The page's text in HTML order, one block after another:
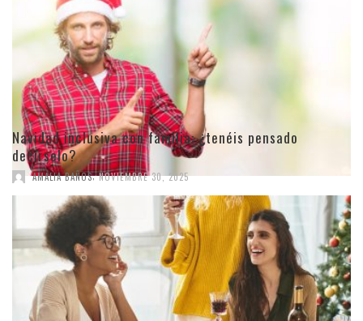
Navidad inclusiva con familia: ¿tenéis pensado
decírselo?
AMALIA BAÑOS, NOVIEMBRE 30, 2025